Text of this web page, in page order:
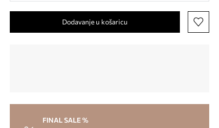
Dodavanje u košaricu
FINAL SALE %